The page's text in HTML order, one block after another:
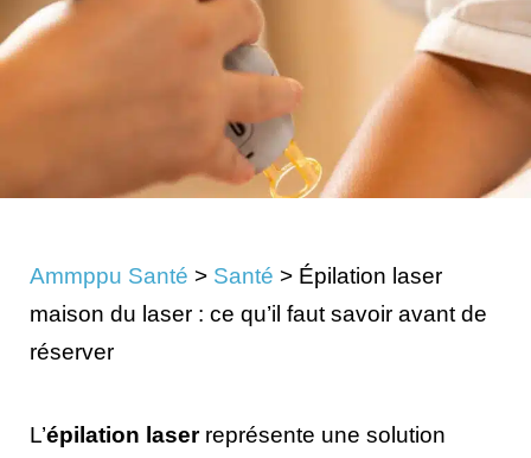
Ammppu Santé > Santé > Épilation laser
maison du laser : ce qu’il faut savoir avant de
réserver
L’épilation laserreprésente une solution